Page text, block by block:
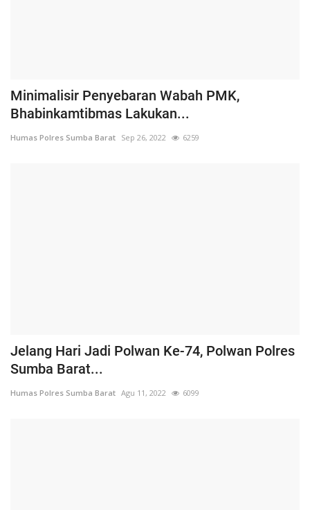
Minimalisir Penyebaran Wabah PMK,
Bhabinkamtibmas Lakukan...
Humas Polres Sumba Barat Sep 26, 2022 6259
Jelang Hari Jadi Polwan Ke-74, Polwan Polres
Sumba Barat...
Humas Polres Sumba Barat Agu 11, 2022 6099